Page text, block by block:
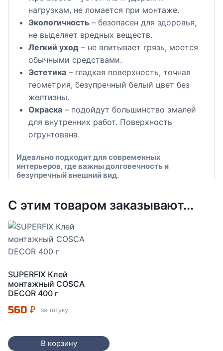
нагрузкам, не ломается при монтаже.
Экологичность – безопасен для здоровья,
не выделяет вредных веществ.
Легкий уход – не впитывает грязь, моется
обычными средствами.
Эстетика – гладкая поверхность, точная
геометрия, безупречный белый цвет без
желтизны.
Окраска – подойдут большинство эмалей
для внутренних работ. Поверхность
огрунтована.
Идеально подходит для современных
интерьеров, где важны долговечность и
безупречный внешний вид.
С этим товаром заказывают...
SUPERFIX Клей
монтажный COSCA
DECOR 400 г
560 ₽ за штуку
В корзину